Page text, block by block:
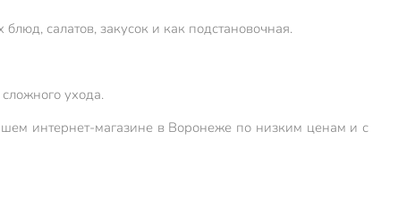
салатов, закусок и как подстановочная.
ухода.
интернет-магазине в Воронеже по низким ценам и с